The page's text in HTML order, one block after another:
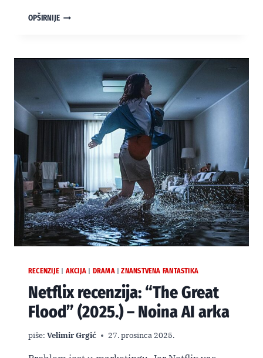
OPŠIRNIJE“PLJAČKAŠI
APOKALIPTIČNI
BENZINA
I
LUDILA
RECENZIJE AKCIJA DRAMA|ZNANSTVENA FANTASTIKA
Netflix recenzija: “The Great
Flood” (2025.) – Noina AI arka
piše: Velimir Grgić 27. prosinca 2025.